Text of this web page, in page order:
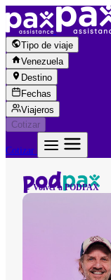
Saltar al contenido
Tipo de viaje
Venezuela
Destino
Fechas
Viajeros
Cotizar
Cotizar
← Volver a PODPAX